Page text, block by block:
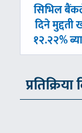
पछिल्लाे
-
सिभिल
दिने मुद्दती
१२.२२%